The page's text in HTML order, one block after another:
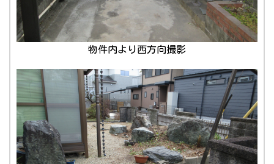
物件内より西方向撮影